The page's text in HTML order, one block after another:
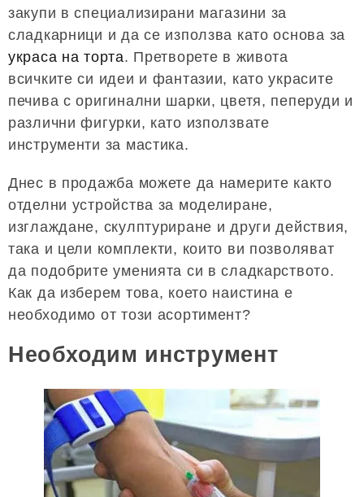
закупи в специализирани магазини за
сладкарници и да се използва като основа за
украса на торта. Претворете в живота
всичките си идеи и фантазии, като украсите
печива с оригинални шарки, цветя, пеперуди и
различни фигурки, като използвате
инструменти за мастика.
Днес в продажба можете да намерите както
отделни устройства за моделиране,
изглаждане, скулптуриране и други действия,
така и цели комплекти, които ви позволяват
да подобрите уменията си в сладкарството.
Как да изберем това, което наистина е
необходимо от този асортимент?
Необходим инструмент